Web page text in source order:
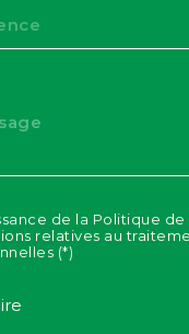
de la Politique
relatives au
(*)